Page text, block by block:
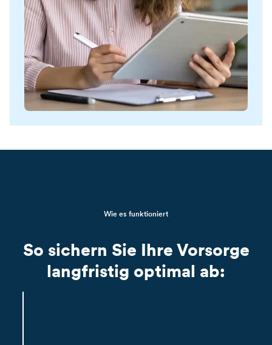
Wie es funktioniert
So sichern Sie Ihre Vorsorge
langfristig optimal ab: